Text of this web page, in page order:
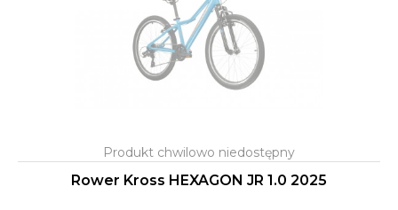
Rower Kross HEXAGON JR 1.0 2025